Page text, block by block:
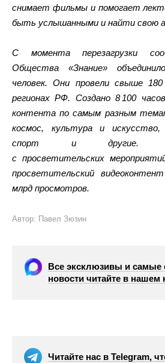
снимает фильмы и помогает
быть услышанными и найти свою
С момента перезагрузки
Общества «Знание»
человек. Они провели свыше
регионах РФ. Создано 8 100
контента по самым разным
космос, культура и искусство,
спорт и другие.
с просветительских
просветительский
млрд просмотров.
Автор: Павел Зюзин
Все эксклюзивы и самые
новости читайте в
Читайте нас в Telegram,